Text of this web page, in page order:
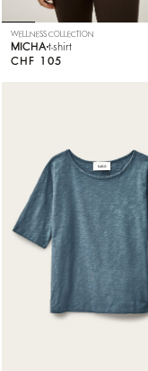
WELLNESS COLLECTION
MICHA t-shirt
CHF 105